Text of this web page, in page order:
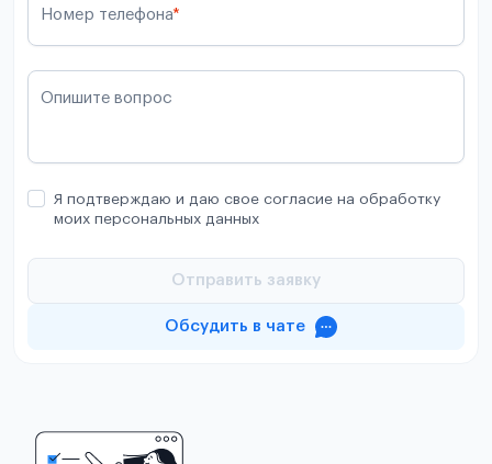
Номер телефона*
Опишите вопрос
Я подтверждаю и даю свое согласие на обработку
моих персональных данных
Отправить заявку
Обсудить в чате